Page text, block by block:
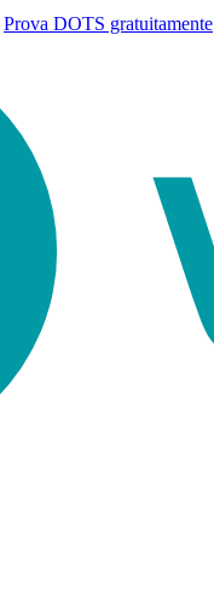
Prova DOTS gratuitamente